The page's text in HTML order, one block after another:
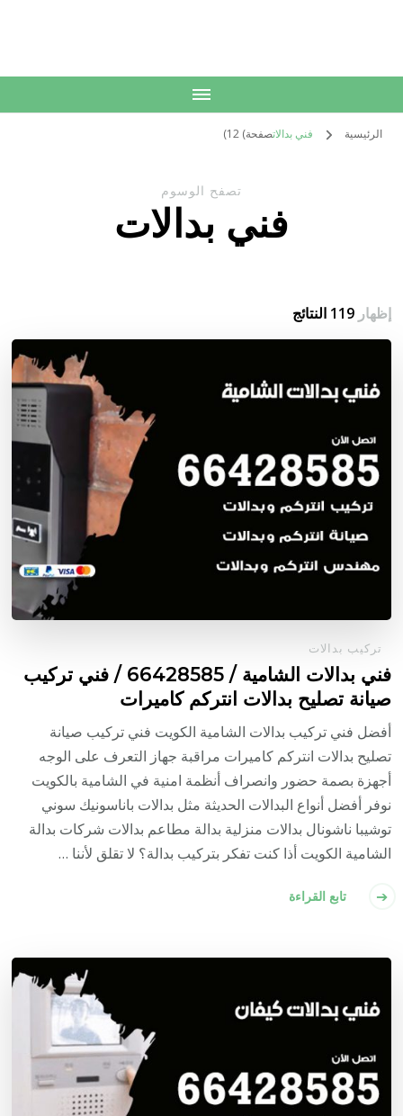
الرئيسية فني بدالاتصفحة) 12)
تصفح الوسوم
فني بدالات
إظهار119 النتائج
تركيب بدالات
فني بدالات الشامية / 66428585 / فني تركيب
صيانة تصليح بدالات انتركم كاميرات
أفضل فني تركيب بدالات الشامية الكويت فني تركيب صيانة
تصليح بدالات انتركم كاميرات مراقبة جهاز التعرف على الوجه
أجهزة بصمة حضور وانصراف أنظمة امنية في الشامية بالكويت
نوفر أفضل أنواع البدالات الحديثة مثل بدالات باناسونيك سوني
توشيبا ناشونال بدالات منزلية بدالة مطاعم بدالات شركات بدالة
الشامية الكويت أذا كنت تفكر بتركيب بدالة؟ لا تقلق لأننا …
تابع القراءة